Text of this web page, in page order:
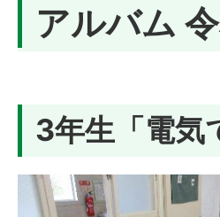
アルバム
3年生「電気